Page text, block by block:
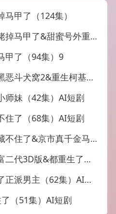
甲了（124集）
外重生大佬掉马甲了（124集）AI短剧
甲了（94集）9
基我端了黑恶斗犬窝2（60集）AI短剧
师妹（42集）AI短剧
住了（68集）AI短剧
真千金马甲藏不住了（66集）AI短剧
了谁还装富二代3D版（99集）AI短剧
派男主（62集）AI短剧
（51集）AI短剧